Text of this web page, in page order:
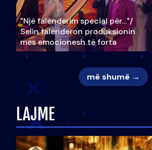
"Një falenderim special për…"/
Selin falënderon produksionin
mes emocionesh të forta
më shumë →
LAJME